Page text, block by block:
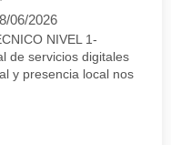
06/2026
NIVEL 1-
de servicios digitales
y presencia local nos